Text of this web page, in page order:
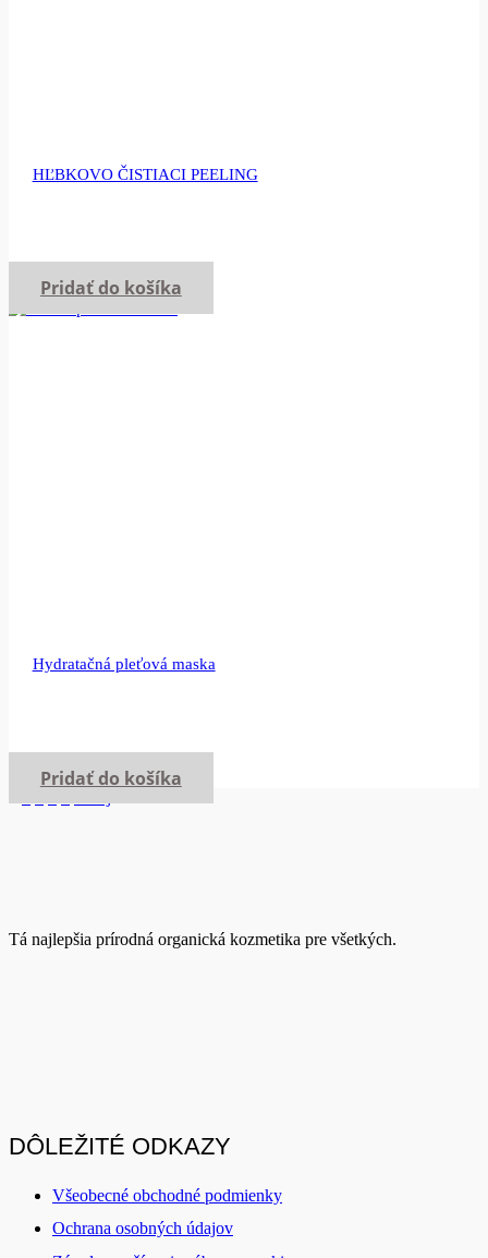
HĽBKOVO ČISTIACI PEELING
Pridať do košíka
Hydratačná pleťová maska
Pridať do košíka
Tá najlepšia prírodná organická kozmetika pre všetkých.
DÔLEŽITÉ ODKAZY
Všeobecné obchodné podmienky
Ochrana osobných údajov